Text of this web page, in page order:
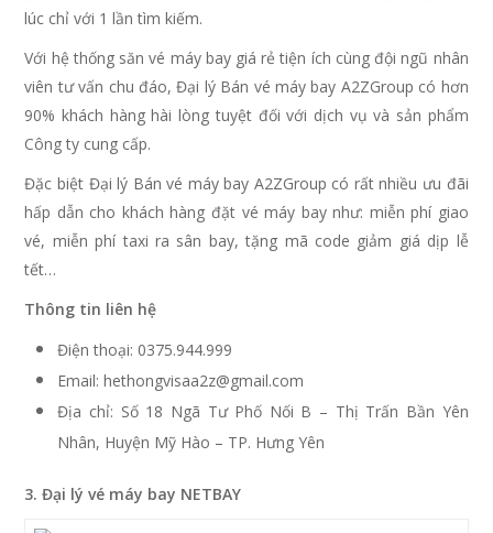
lúc chỉ với 1 lần tìm kiếm.
Với hệ thống săn vé máy bay giá rẻ tiện ích cùng đội ngũ nhân
viên tư vấn chu đáo, Đại lý Bán vé máy bay A2ZGroup có hơn
90% khách hàng hài lòng tuyệt đối với dịch vụ và sản phẩm
Công ty cung cấp.
Đặc biệt Đại lý Bán vé máy bay A2ZGroup có rất nhiều ưu đãi
hấp dẫn cho khách hàng đặt vé máy bay như: miễn phí giao
vé, miễn phí taxi ra sân bay, tặng mã code giảm giá dịp lễ
tết…
Thông tin liên hệ
Điện thoại: 0375.944.999
Email: hethongvisaa2z@gmail.com
Địa chỉ: Số 18 Ngã Tư Phố Nối B – Thị Trấn Bần Yên
Nhân, Huyện Mỹ Hào – TP. Hưng Yên
3. Đại lý vé máy bay NETBAY